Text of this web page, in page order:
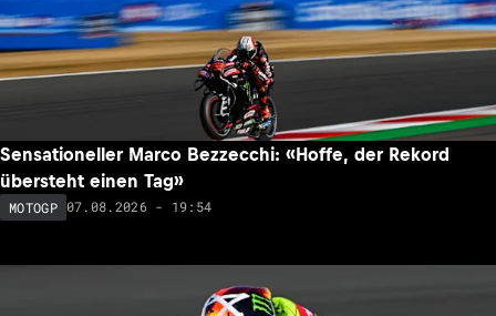
Sensationeller Marco Bezzecchi: «Hoffe, der Rekord
übersteht einen Tag»
MOTOGP 07.08.2026 - 19:54